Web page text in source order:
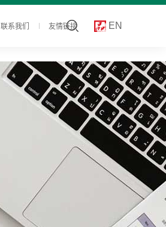
联系我们 友情链接 EN